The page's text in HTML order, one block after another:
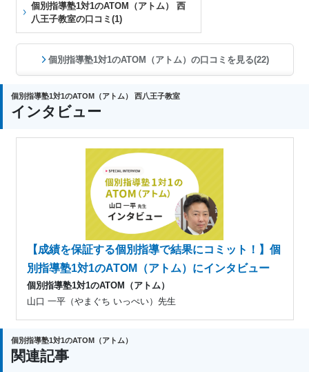
個別指導塾1対1のATOM（アトム） 西
八王子教室の口コミ(1)
個別指導塾1対1のATOM（アトム）の口コミを見る(22)
個別指導塾1対1のATOM（アトム） 西八王子教室
インタビュー
【成績を保証する個別指導で結果にコミット！】個
別指導塾1対1のATOM（アトム）にインタビュー
個別指導塾1対1のATOM（アトム）
山口 一平（やまぐち いっぺい）先生
個別指導塾1対1のATOM（アトム）
関連記事